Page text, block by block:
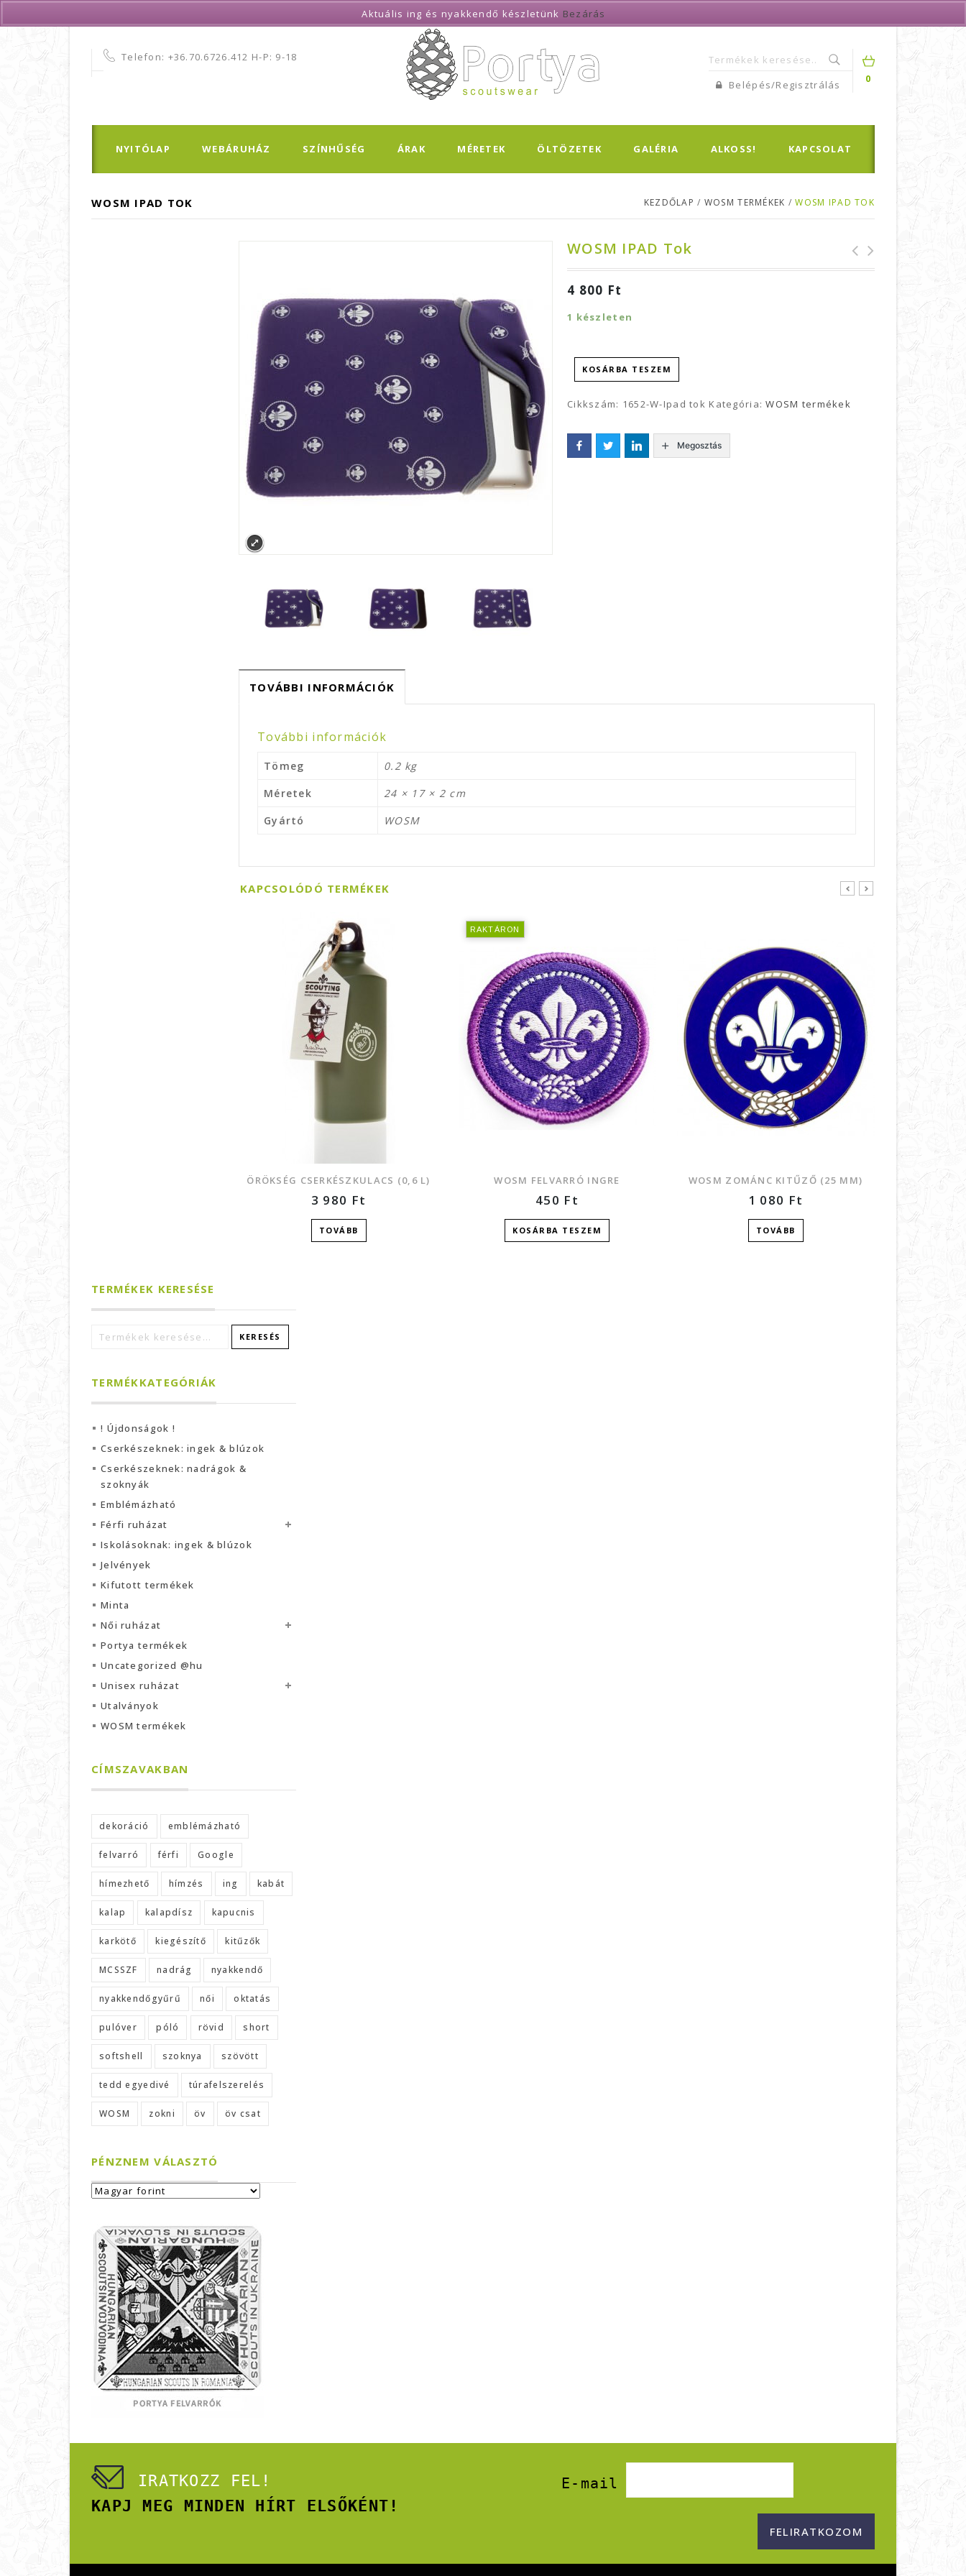
Telefon: +36.70.6726.412 H-P: 9-18
0
Belépés/Regisztrálás
NYITÓLAP WEBÁRUHÁZ SZÍNHŰSÉG ÁRAK MÉRETEK ÖLTÖZETEK GALÉRIA ALKOSS! KAPCSOLAT
WOSM IPAD TOK KEZDŐLAP / WOSM TERMÉKEK /WOSM IPAD TOK
WOSM IPAD Tok
4 800 Ft
1 készleten
KOSÁRBA TESZEM
Cikkszám: 1652-W-Ipad tok Kategória:WOSM termékek
Megosztás
TOVÁBBI INFORMÁCIÓK
További információk
Tömeg
0.2 kg
Méretek
24 × 17 × 2 cm
Gyártó
WOSM
KAPCSOLÓDÓ TERMÉKEK
ÖRÖKSÉG CSERKÉSZKULACS (0,6 L)
3 980 Ft
TOVÁBB
RAKTÁRON
WOSM FELVARRÓ INGRE
450 Ft
KOSÁRBA TESZEM
WOSM ZOMÁNC KITŰZŐ (25 MM)
1 080 Ft
TOVÁBB
prev next
TERMÉKEK KERESÉSE
KERESÉS
TERMÉKKATEGÓRIÁK
! Újdonságok !
Cserkészeknek: ingek & blúzok
Cserkészeknek: nadrágok &
szoknyák
Emblémázható
Férfi ruházat
Iskolásoknak: ingek & blúzok
Jelvények
Kifutott termékek
Minta
Női ruházat
Portya termékek
Uncategorized @hu
Unisex ruházat
Utalványok
WOSM termékek
CÍMSZAVAKBAN
dekoráció emblémázható
felvarró férfi Google
hímezhető hímzés ing kabát
kalap kalapdísz kapucnis
karkötő kiegészítő kitűzők
MCSSZF nadrág nyakkendő
nyakkendőgyűrű női oktatás
pulóver póló rövid short
softshell szoknya szövött
tedd egyedivé túrafelszerelés
WOSM zokni öv öv csat
PÉNZNEM VÁLASZTÓ
IRATKOZZ FEL!
KAPJ MEG MINDEN HÍRT ELSŐKÉNT!
E-mail
Aktuális ing és nyakkendő készletünk Bezárás